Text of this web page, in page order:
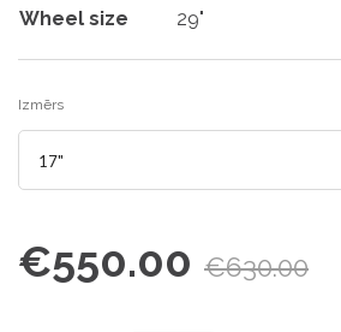
Wheel size
29"
Izmērs
17"
€550.00 €630.00